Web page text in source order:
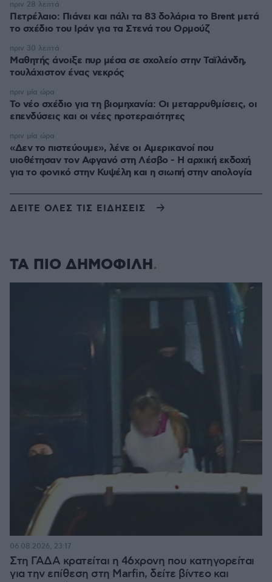
Πετρέλαιο: Πιάνει και πάλι τα 83 δολάρια το Brent μετά
το σχέδιο του Ιράν για τα Στενά του Ορμούζ
πριν 28 λεπτά
Μαθητής άνοιξε πυρ μέσα σε σχολείο στην Ταϊλάνδη,
τουλάχιστον ένας νεκρός
πριν 30 λεπτά
Το νέο σχέδιο για τη βιομηχανία: Οι μεταρρυθμίσεις, οι
επενδύσεις και οι νέες προτεραιότητες
πριν μία ώρα
«Δεν το πιστεύουμε», λένε οι Αμερικανοί που
υιοθέτησαν τον Αφγανό στη Λέσβο - Η αρχική εκδοχή
για το φονικό στην Κυψέλη και η σιωπή στην απολογία
πριν μία ώρα
ΔΕΙΤΕ ΟΛΕΣ ΤΙΣ ΕΙΔΗΣΕΙΣ
ΤΑ ΠΙΟ ΔΗΜΟΦΙΛΗ
Στη ΓΑΔΑ κρατείται η 46χρονη που κατηγορείται
για την επίθεση στη Marfin, δείτε βίντεο και
06.08.2026, 23:17